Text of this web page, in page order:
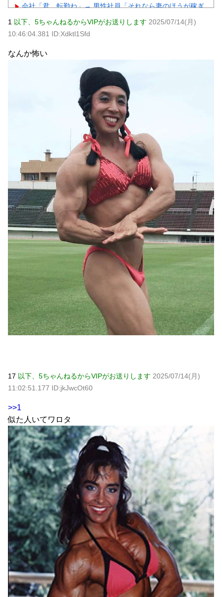
会社「君、転勤ね」→ 男性社員「それなら妻のほうが稼ぎ
【ネット騒然】 元ジャンポケ斉藤の妻、夫の求刑7年翌日
にインスタ更新！その内容がガチでヤバすぎる…
ｗｗｗｗｗｗｗｗｗｗｗ
科学論争に発展ｗｗｗ NEW!
【物議】辻希美、中2息子の荷造り全代行→ガル民「駄目男
元AKB社長、22億円申告漏れ 乃木坂46運営会社の株式を
パチンコ京楽産業に譲渡【ノース・リバー】【窪田康志】
元AKB社長、22億円申告漏れ 乃木坂46運営会社の株式を
パチンコ京楽産業に譲渡【ノース・リバー】【窪田康志】
Powered by livedoor 相互RSS
1 以下、5ちゃんねるからVIPがお送りします 2025/07/14(月)
10:46:04.381 ID:Xdktl1Sfd
なんか怖い
17 以下、5ちゃんねるからVIPがお送りします 2025/07/14(月)
11:02:51.177 ID:jkJwcOt60
>>1
似た人いてワロタ